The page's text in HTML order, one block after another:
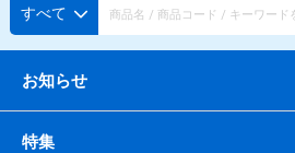
すべて
お知らせ
特集